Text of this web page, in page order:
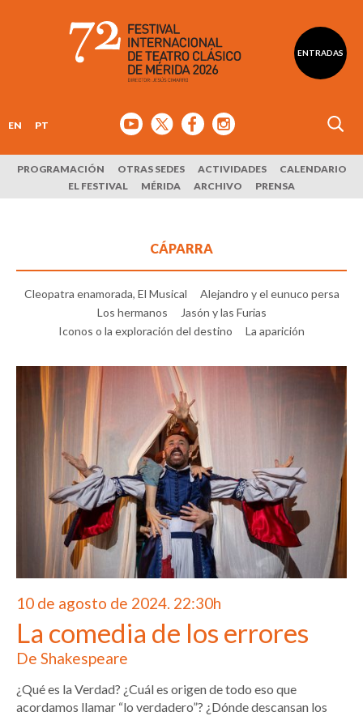
ENTRADAS
EN PT
PROGRAMACIÓN OTRAS SEDES ACTIVIDADES
CALENDARIO
EL FESTIVAL
MÉRIDA ARCHIVO PRENSA
CÁPARRA
Cleopatra enamorada, El Musical
Alejandro y el eunuco persa
Los hermanos
Jasón y las Furias
Iconos o la exploración del destino
La aparición
10 de agosto de 2024. 22:30h
La comedia de los errores
De Shakespeare
¿Qué es la Verdad? ¿Cuál es origen de todo eso que
acordamos llamar “lo verdadero”? ¿Dónde descansan los